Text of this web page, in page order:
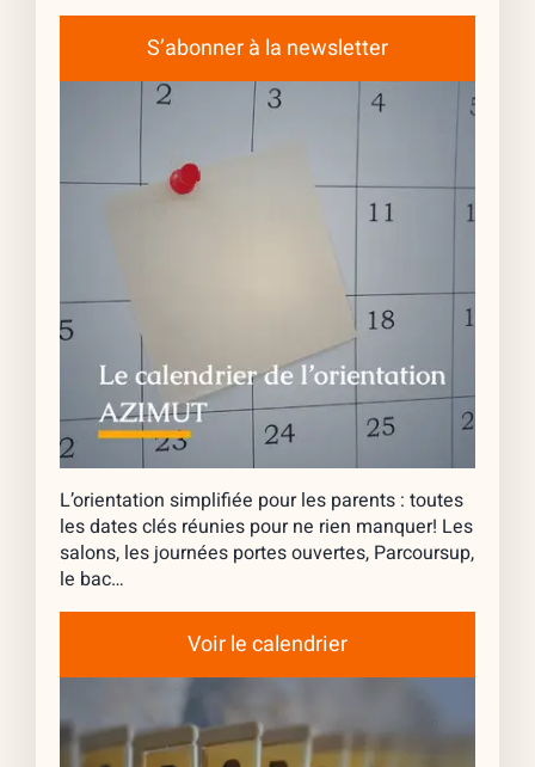
S’abonner à la newsletter
L’orientation simplifiée pour les parents : toutes
les dates clés réunies pour ne rien manquer! Les
salons, les journées portes ouvertes, Parcoursup,
le bac…
Voir le calendrier